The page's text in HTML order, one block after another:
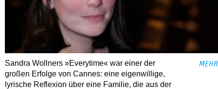
Sandra Wollners »Everytime« war einer der
großen Erfolge von Cannes: eine eigenwillige,
lyrische Reflexion über eine ­Familie, die aus der
MEHR